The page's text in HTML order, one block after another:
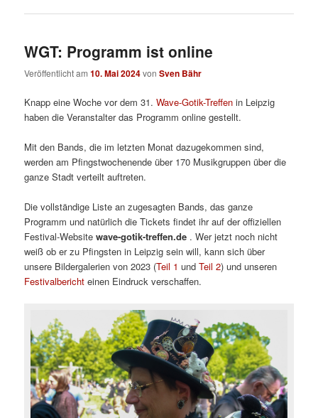
WGT: Programm ist online
Veröffentlicht am10. Mai 2024vonSven Bähr
Knapp eine Woche vor dem 31.Wave-Gotik-Treffen in Leipzig
haben die Veranstalter das Programm online gestellt.
Mit den Bands, die im letzten Monat dazugekommen sind,
werden am Pfingstwochenende über 170 Musikgruppen über die
ganze Stadt verteilt auftreten.
Die vollständige Liste an zugesagten Bands, das ganze
Programm und natürlich die Tickets findet ihr auf der offiziellen
Festival-Websitewave-gotik-treffen.de . Wer jetzt noch nicht
weiß ob er zu Pfingsten in Leipzig sein will, kann sich über
unsere Bildergalerien von 2023 (Teil 1 undTeil 2) und unseren
Festivalbericht einen Eindruck verschaffen.